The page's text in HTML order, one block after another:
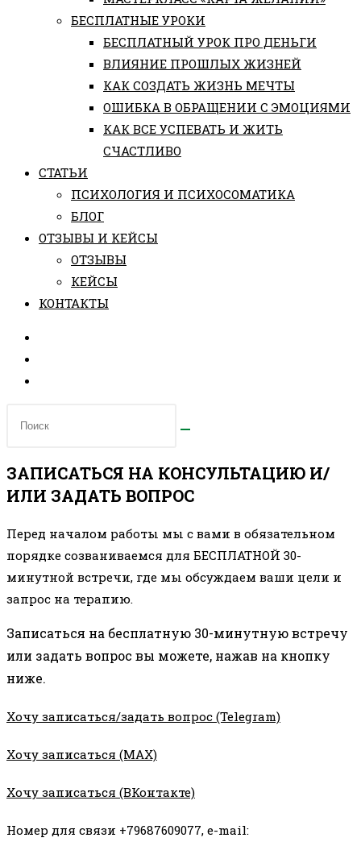
БЕСПЛАТНЫЕ УРОКИ
БЕСПЛАТНЫЙ УРОК ПРО ДЕНЬГИ
ВЛИЯНИЕ ПРОШЛЫХ ЖИЗНЕЙ
КАК СОЗДАТЬ ЖИЗНЬ МЕЧТЫ
ОШИБКА В ОБРАЩЕНИИ С ЭМОЦИЯМИ
КАК ВСЕ УСПЕВАТЬ И ЖИТЬ
СЧАСТЛИВО
СТАТЬИ
ПCИХОЛОГИЯ И ПСИХОСОМАТИКА
БЛОГ
ОТЗЫВЫ И КЕЙСЫ
ОТЗЫВЫ
КЕЙСЫ
КОНТАКТЫ
ЗАПИСАТЬСЯ НА КОНСУЛЬТАЦИЮ И/
ИЛИ ЗАДАТЬ ВОПРОС
Перед началом работы мы с вами в обязательном
порядке созваниваемся для БЕСПЛАТНОЙ 30-
минутной встречи, где мы обсуждаем ваши цели и
запрос на терапию.
Записаться на бесплатную 30-минутную встречу
или задать вопрос вы можете, нажав на кнопку
ниже.
Хочу записаться/задать вопрос (Telegram)
Хочу записаться (MAX)
Хочу записаться (ВКонтакте)
Номер для связи +79687609077, e-mail: